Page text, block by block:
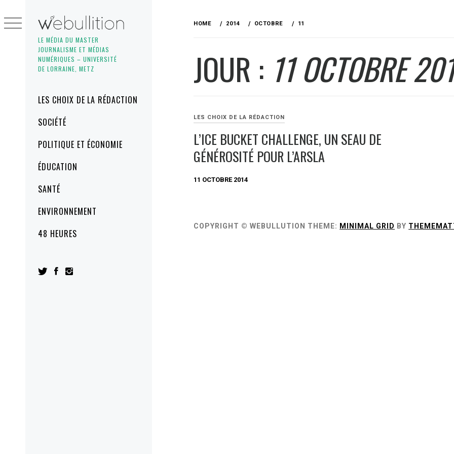
LE MÉDIA DU MASTER
JOURNALISME ET MÉDIAS
NUMÉRIQUES – UNIVERSITÉ
DE LORRAINE, METZ
MenuLES CHOIX DE LA RÉDACTION
SOCIÉTÉ
POLITIQUE ET ÉCONOMIE
ÉDUCATION
SANTÉ
ENVIRONNEMENT
48 HEURES
to
content
HOME 2014 OCTOBRE 11
JOUR : 11 OCTOBRE
LES CHOIX DE LA RÉDACTION
L’ICE BUCKET CHALLENGE, UN SEAU DE
GÉNÉROSITÉ POUR L’ARSLA
11 OCTOBRE 2014
COPYRIGHT © WEBULLUTION THEME: MINIMAL GRID BY